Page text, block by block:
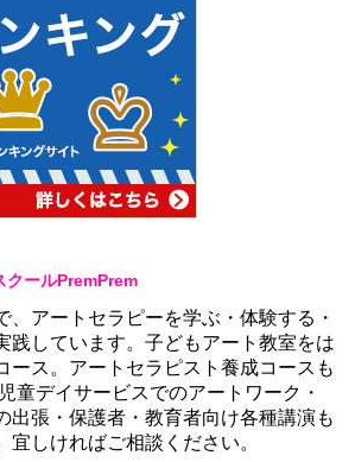
クールPremPrem
、アートセラピーを学ぶ・体験する・
践しています。子どもアート教室をは
ース。アートセラピスト養成コースも
童デイサービスでのアートワーク・
出張・保護者・教育者向け各種講演も
宜しければご相談ください。